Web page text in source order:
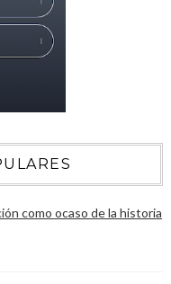
como ocaso de la historia